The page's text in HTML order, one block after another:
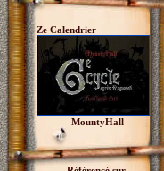
Ze Calendrier
MountyHall